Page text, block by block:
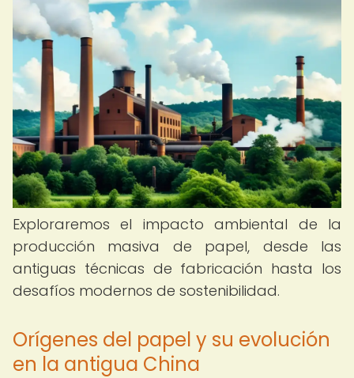
Exploraremos el impacto ambiental de la
producción masiva de papel, desde las
antiguas técnicas de fabricación hasta los
desafíos modernos de sostenibilidad.
Orígenes del papel y su evolución
en la antigua China